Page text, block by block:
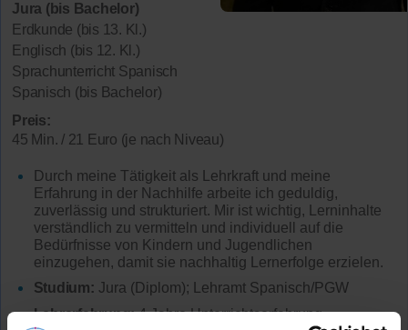
Jura (bis Bachelor)
Erdkunde (bis 13. Kl.)
Englisch (bis 12. Kl.)
Sprachunterricht Spanisch
Spanisch (bis Bachelor)
Preis:
45 Min. / 21 Euro (je nach Niveau)
Durch meine Tätigkeit als Lehrkraft und meine
Erfahrung in der Nachhilfe arbeite ich geduldig,
zuverlässig und strukturiert. Mir ist wichtig, Lerninhalte
verständlich zu vermitteln und individuell auf die
Bedürfnisse von Kindern und Jugendlichen
einzugehen, damit sie nachhaltig Lernerfolge erzielen.
Studium: Jura (Diplom); Lehramt Spanisch/PGW
Lehrerfahrung:4 Jahre Unterrichtserfahrung